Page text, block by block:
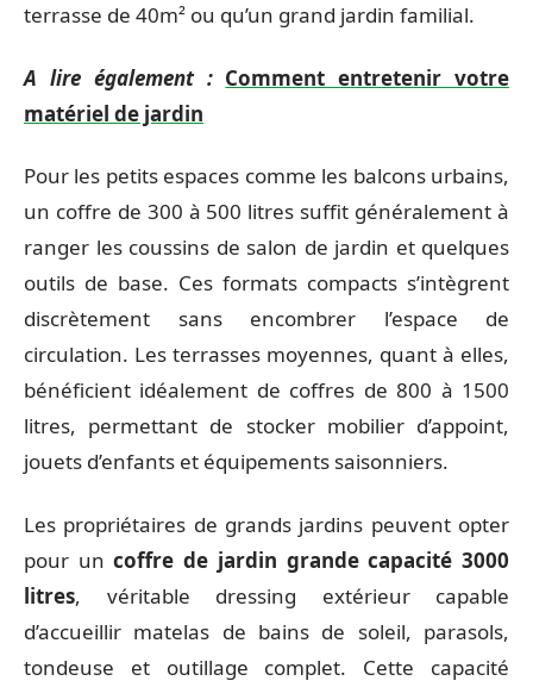
terrasse de 40m² ou qu’un grand jardin familial.
A lire également : Comment entretenir votre
matériel de jardin
Pour les petits espaces comme les balcons urbains,
un coffre de 300 à 500 litres suffit généralement à
ranger les coussins de salon de jardin et quelques
outils de base. Ces formats compacts s’intègrent
discrètement sans encombrer l’espace de
circulation. Les terrasses moyennes, quant à elles,
bénéficient idéalement de coffres de 800 à 1500
litres, permettant de stocker mobilier d’appoint,
jouets d’enfants et équipements saisonniers.
Les propriétaires de grands jardins peuvent opter
pour uncoffre de jardin grande capacité 3000
litres, véritable dressing extérieur capable
d’accueillir matelas de bains de soleil, parasols,
tondeuse et outillage complet. Cette capacité